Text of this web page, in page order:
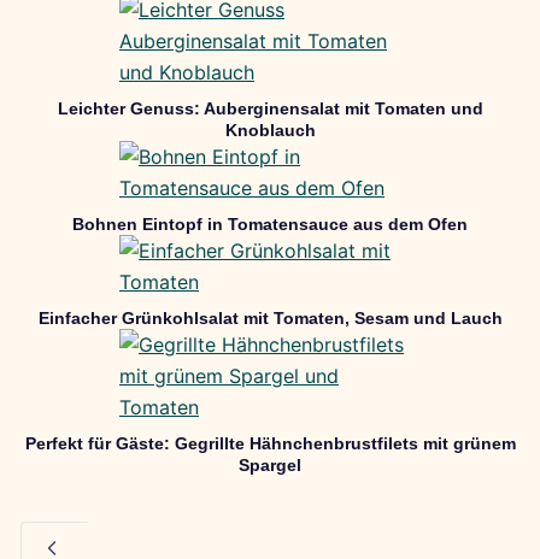
Leichter Genuss: Auberginensalat mit Tomaten und
Knoblauch
Bohnen Eintopf in Tomatensauce aus dem Ofen
Einfacher Grünkohlsalat mit Tomaten, Sesam und Lauch
Perfekt für Gäste: Gegrillte Hähnchenbrustfilets mit grünem
Spargel